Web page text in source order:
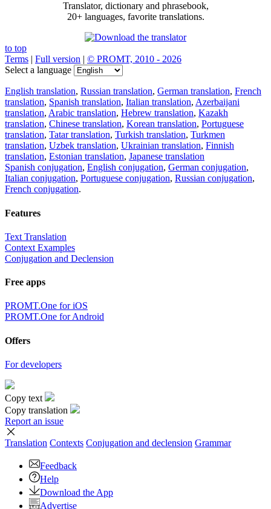
Translator, dictionary and phrasebook,
20+ languages, favorite translations.
to top
Terms | Full version | © PROMT, 2010 - 2026
Select a language
English translation, Russian translation, German translation, French
translation, Spanish translation, Italian translation, Azerbaijani
translation, Arabic translation, Hebrew translation, Kazakh
translation, Chinese translation, Korean translation, Portuguese
translation, Tatar translation, Turkish translation, Turkmen
translation, Uzbek translation, Ukrainian translation, Finnish
translation, Estonian translation, Japanese translation
Spanish conjugation, English conjugation, German conjugation,
Italian conjugation, Portuguese conjugation, Russian conjugation,
French conjugation.
Features
Text Translation
Context Examples
Conjugation and Declension
Free apps
PROMT.One for iOS
PROMT.One for Android
Offers
For developers
Copy text
Copy translation
Report an issue
Translation Contexts Conjugation and declension Grammar
Feedback
Help
Download the App
Advertise